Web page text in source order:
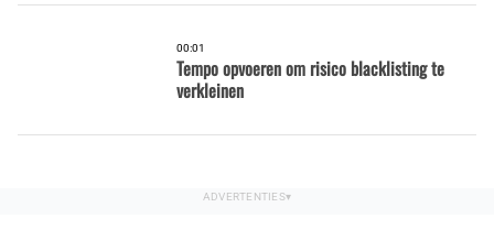
00:01
Tempo opvoeren om risico blacklisting te
verkleinen